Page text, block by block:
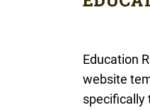
Education
website
specifically